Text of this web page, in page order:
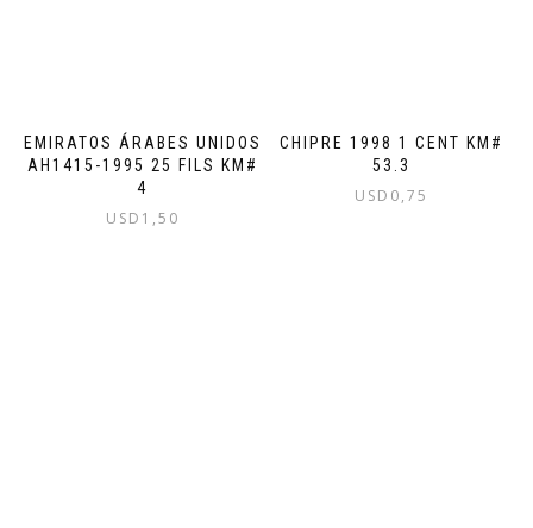
EMIRATOS ÁRABES UNIDOS
AH1415-1995 25 FILS KM#
4
USD 1,50
CHIPRE 1998 1 CENT KM#
53.3
USD 0,75